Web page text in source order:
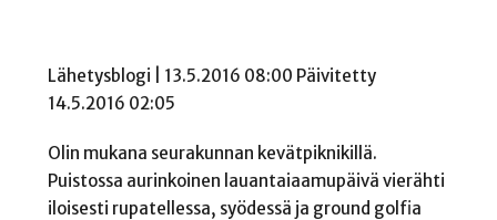
Lähetysblogi | 13.5.2016 08:00 Päivitetty
14.5.2016 02:05
Olin mukana seurakunnan kevätpiknikillä.
Puistossa aurinkoinen lauantaiaamupäivä vierähti
iloisesti rupatellessa, syödessä ja ground golfia